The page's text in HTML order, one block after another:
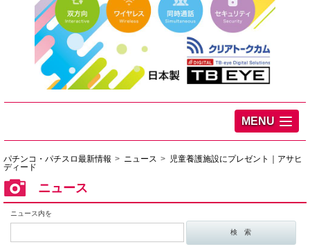
MENU
パチンコ・パチスロ最新情報 ニュース
児童養護施設にプレゼント｜アサヒ
ディード
ニュース
ニュース内を